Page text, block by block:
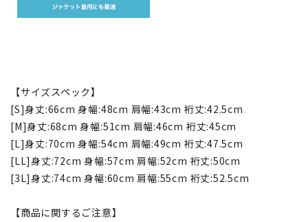
【サイズスペック】
[S]身丈:66cm 身幅:48cm 肩幅:43cm 裄丈:42.5cm
[M]身丈:68cm 身幅:51cm 肩幅:46cm 裄丈:45cm
[L]身丈:70cm 身幅:54cm 肩幅:49cm 裄丈:47.5cm
[LL]身丈:72cm 身幅:57cm 肩幅:52cm 裄丈:50cm
[3L]身丈:74cm 身幅:60cm 肩幅:55cm 裄丈:52.5cm
【商品に関するご注意】